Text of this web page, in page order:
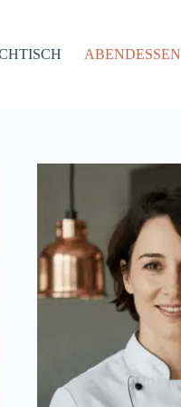
ABENDESSEN